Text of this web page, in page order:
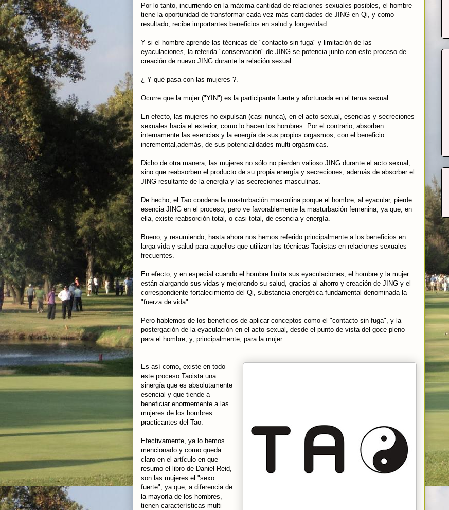
Por lo tanto, incurriendo en la màxima cantidad de relaciones sexuales posibles, el hombre
tiene la oportunidad de transformar cada vez más cantidades de JING en Qi, y como
resultado, recibe importantes beneficios en salud y longevidad.
Y si el hombre aprende las técnicas de "contacto sin fuga" y limitación de las
eyaculaciones, la referida "conservación" de JING se potencia junto con este proceso de
creación de nuevo JING durante la relación sexual.
¿ Y qué pasa con las mujeres ?.
Ocurre que la mujer ("YIN") es la participante fuerte y afortunada en el tema sexual.
En efecto, las mujeres no expulsan (casi nunca), en el acto sexual, esencias y secreciones
sexuales hacia el exterior, como lo hacen los hombres. Por el contrario, absorben
internamente las esencias y la energía de sus propios orgasmos, con el beneficio
incremental,además, de sus potencialidades multi orgásmicas.
Dicho de otra manera, las mujeres no sólo no pierden valioso JING durante el acto sexual,
sino que reabsorben el producto de su propia energía y secreciones, además de absorber el
JING resultante de la energía y las secreciones masculinas.
De hecho, el Tao condena la masturbación masculina porque el hombre, al eyacular, pierde
esencia JING en el proceso, pero ve favorablemente la masturbación femenina, ya que, en
ella, existe reabsorción total, o casi total, de esencia y energía.
Bueno, y resumiendo, hasta ahora nos hemos referido principalmente a los beneficios en
larga vida y salud para aquellos que utilizan las técnicas Taoistas en relaciones sexuales
frecuentes.
En efecto, y en especial cuando el hombre limita sus eyaculaciones, el hombre y la mujer
están alargando sus vidas y mejorando su salud, gracias al ahorro y creación de JING y el
correspondiente fortalecimiento del Qi, substancia energética fundamental denominada la
"fuerza de vida".
Pero hablemos de los beneficios de aplicar conceptos como el "contacto sin fuga", y la
postergación de la eyaculación en el acto sexual, desde el punto de vista del goce pleno
para el hombre, y, principalmente, para la mujer.
Es así como, existe en todo
este proceso Taoista una
sinergía que es absolutamente
esencial y que tiende a
beneficiar enormemente a las
mujeres de los hombres
practicantes del Tao.
Efectivamente, ya lo hemos
mencionado y como queda
claro en el artículo en que
resumo el libro de Daniel Reid,
son las mujeres el "sexo
fuerte", ya que, a diferencia de
la mayoría de los hombres,
tienen características multi